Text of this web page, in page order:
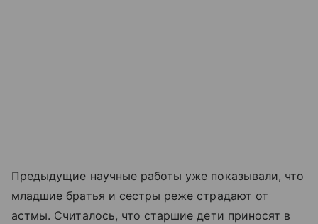
Предыдущие научные работы уже показывали, что
младшие братья и сестры реже страдают от
астмы. Считалось, что старшие дети приносят в